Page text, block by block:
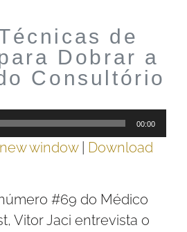
de
Dobrar a
Consultório
00:00
window| Download
#69 do Médico
Vitor Jaci entrevista o